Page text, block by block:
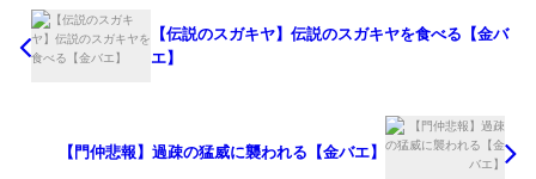
【伝説のスガキヤ】伝説のスガキヤを食べる【金バ
エ】
【門仲悲報】過疎の猛威に襲われる【金バエ】